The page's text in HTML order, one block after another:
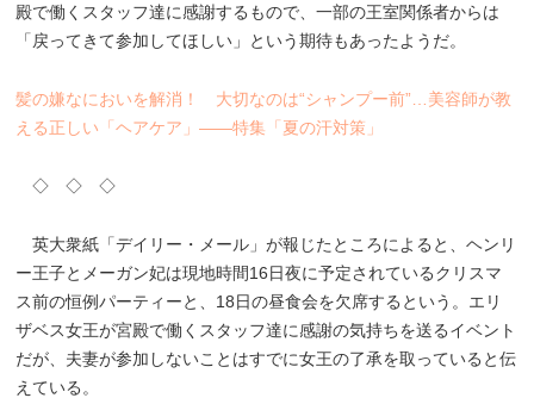
殿で働くスタッフ達に感謝するもので、一部の王室関係者からは
「戻ってきて参加してほしい」という期待もあったようだ。
髪の嫌なにおいを解消！ 大切なのは“シャンプー前”…美容師が教
える正しい「ヘアケア」――特集「夏の汗対策」
◇ ◇ ◇
英大衆紙「デイリー・メール」が報じたところによると、ヘンリ
ー王子とメーガン妃は現地時間16日夜に予定されているクリスマ
ス前の恒例パーティーと、18日の昼食会を欠席するという。エリ
ザベス女王が宮殿で働くスタッフ達に感謝の気持ちを送るイベント
だが、夫妻が参加しないことはすでに女王の了承を取っていると伝
えている。